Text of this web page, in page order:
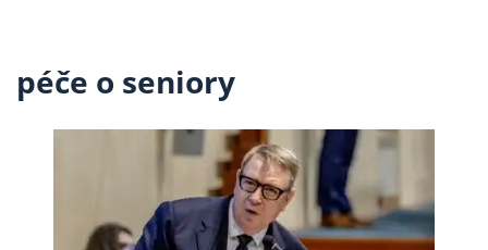
péče o seniory